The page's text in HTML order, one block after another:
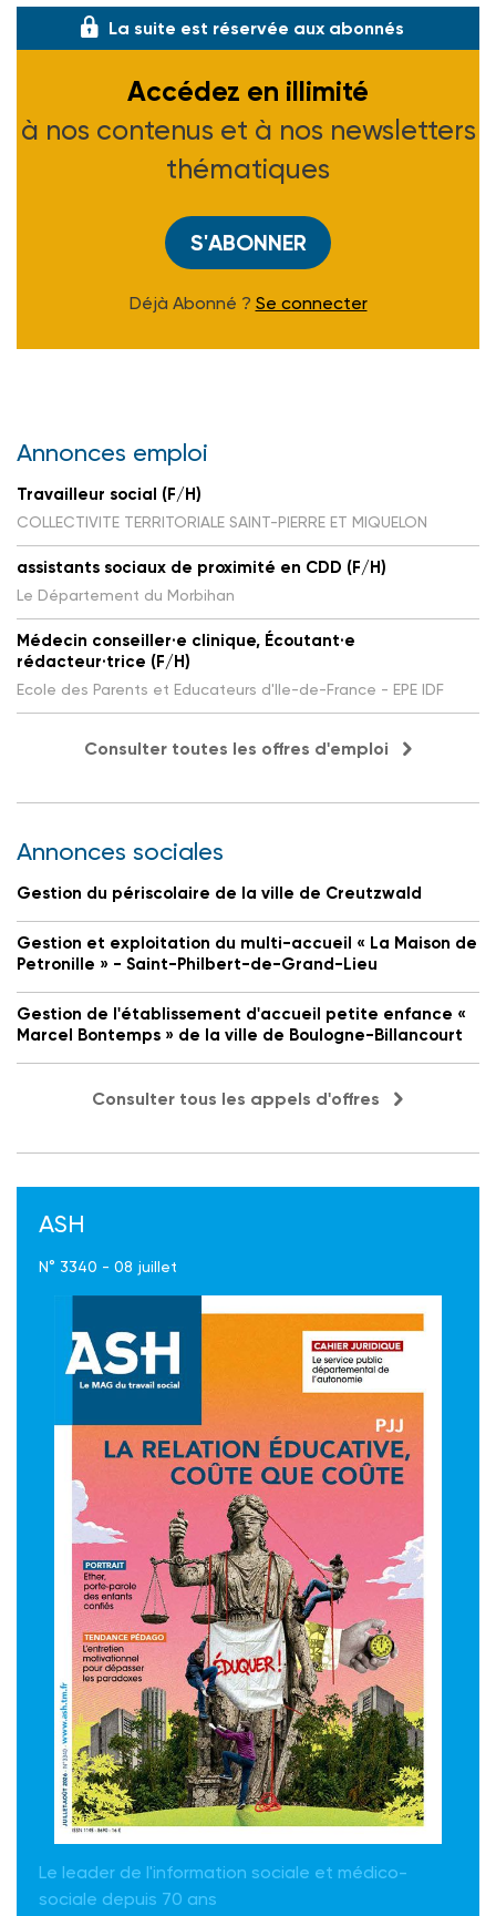
La suite est réservée aux abonnés
Accédez en illimité
à nos contenus et à nos newsletters
thématiques
S'ABONNER
Déjà Abonné ? Se connecter
Annonces emploi
Travailleur social (F/H)
COLLECTIVITE TERRITORIALE SAINT-PIERRE ET MIQUELON
assistants sociaux de proximité en CDD (F/H)
Le Département du Morbihan
Médecin conseiller·e clinique, Écoutant·e
rédacteur·trice (F/H)
Ecole des Parents et Educateurs d'Ile-de-France - EPE IDF
Consulter toutes les offres d'emploi
Annonces sociales
Gestion du périscolaire de la ville de Creutzwald
Gestion et exploitation du multi-accueil « La Maison de
Petronille » - Saint-Philbert-de-Grand-Lieu
Gestion de l'établissement d'accueil petite enfance «
Marcel Bontemps » de la ville de Boulogne-Billancourt
Consulter tous les appels d'offres
ASH
N° 3340 - 08 juillet
Le leader de l'information sociale et médico-
sociale depuis 70 ans